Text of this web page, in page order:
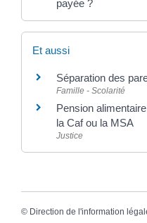
payée ?
Et aussi
Séparation des
Famille - Scolarité
Pension
la Caf ou la MSA
Justice
© Direction de l'information